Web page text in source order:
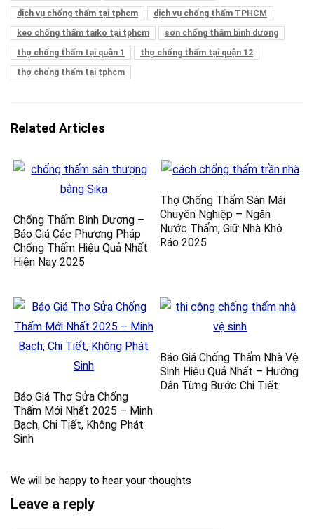
dịch vụ chống thấm tại tphcm
dịch vụ chống thấm TPHCM
keo chống thấm taiko tại tphcm
sơn chống thấm bình dương
thợ chống thấm tại quận 1
thợ chống thấm tại quận 12
thợ chống thấm tại tphcm
Related Articles
Chống Thấm Bình Dương –
Báo Giá Các Phương Pháp
Chống Thấm Hiệu Quả Nhất
Hiện Nay 2025
Thợ Chống Thấm Sàn Mái
Chuyên Nghiệp – Ngăn
Nước Thấm, Giữ Nhà Khô
Ráo 2025
Báo Giá Thợ Sửa Chống
Thấm Mới Nhất 2025 – Minh
Bạch, Chi Tiết, Không Phát
Sinh
Báo Giá Chống Thấm Nhà Vệ
Sinh Hiệu Quả Nhất – Hướng
Dẫn Từng Bước Chi Tiết
We will be happy to hear your thoughts
Leave a reply